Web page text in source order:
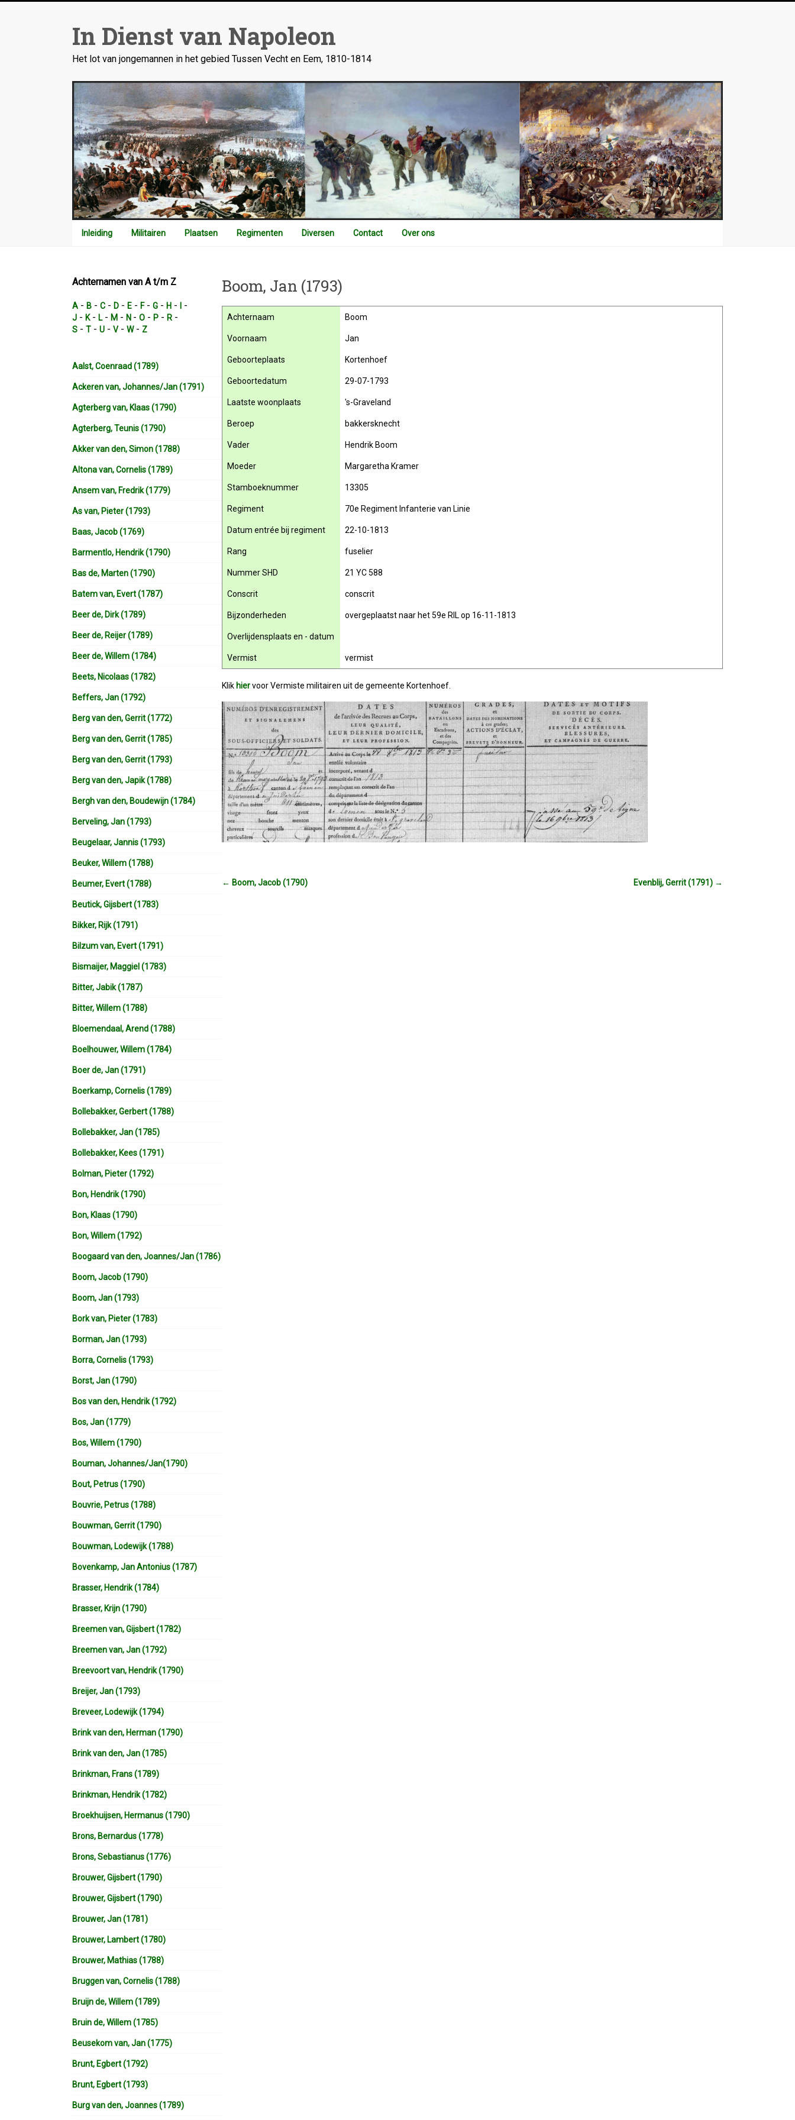
In Dienst van Napoleon
Het lot van jongemannen in het gebied Tussen Vecht en Eem, 1810-1814
Inleiding Militairen Plaatsen Regimenten Diversen Contact Over ons
Boom, Jan (1793)
Achternaam Boom
Voornaam Jan
Geboorteplaats Kortenhoef
Geboortedatum 29-07-1793
Laatste woonplaats 's-Graveland
Beroep bakkersknecht
Vader Hendrik Boom
Moeder Margaretha Kramer
Stamboeknummer 13305
Regiment 70e Regiment Infanterie van Linie
Datum entrée bij regiment 22-10-1813
Rang fuselier
Nummer SHD 21 YC 588
Conscrit conscrit
Bijzonderheden overgeplaatst naar het 59e RIL op 16-11-1813
Overlijdensplaats en - datum
Vermist vermist
Klik hiervoor Vermiste militairen uit de gemeente Kortenhoef.
← Boom, Jacob (1790) Evenblij, Gerrit (1791) →
Achternamen van A t/m Z
A - B - C - D - E - F- G - H - -
J - K- L- M - N - O - P - R -
S - T - U - V- W- Z
Aalst, Coenraad (1789)
Ackeren van, Johannes/Jan (1791)
Agterberg van, Klaas (1790)
Agterberg, Teunis (1790)
Akker van den, Simon (1788)
Altona van, Cornelis (1789)
Ansem van, Fredrik (1779)
As van, Pieter (1793)
Baas, Jacob (1769)
Barmentlo, Hendrik (1790)
Bas de, Marten (1790)
Batem van, Evert (1787)
Beer de, Dirk (1789)
Beer de, Reijer (1789)
Beer de, Willem (1784)
Beets, Nicolaas (1782)
Beffers, Jan (1792)
Berg van den, Gerrit (1772)
Berg van den, Gerrit (1785)
Berg van den, Gerrit (1793)
Berg van den, Japik (1788)
Bergh van den, Boudewijn (1784)
Berveling, Jan (1793)
Beugelaar, Jannis (1793)
Beuker, Willem (1788)
Beumer, Evert (1788)
Beutick, Gijsbert (1783)
Bikker, Rijk (1791)
Bilzum van, Evert (1791)
Bismaijer, Maggiel (1783)
Bitter, Jabik (1787)
Bitter, Willem (1788)
Bloemendaal, Arend (1788)
Boelhouwer, Willem (1784)
Boer de, Jan (1791)
Boerkamp, Cornelis (1789)
Bollebakker, Gerbert (1788)
Bollebakker, Jan (1785)
Bollebakker, Kees (1791)
Bolman, Pieter (1792)
Bon, Hendrik (1790)
Bon, Klaas (1790)
Bon, Willem (1792)
Boogaard van den, Joannes/Jan (1786)
Boom, Jacob (1790)
Boom, Jan (1793)
Bork van, Pieter (1783)
Borman, Jan (1793)
Borra, Cornelis (1793)
Borst, Jan (1790)
Bos van den, Hendrik (1792)
Bos, Jan (1779)
Bos, Willem (1790)
Bouman, Johannes/Jan(1790)
Bout, Petrus (1790)
Bouvrie, Petrus (1788)
Bouwman, Gerrit (1790)
Bouwman, Lodewijk (1788)
Bovenkamp, Jan Antonius (1787)
Brasser, Hendrik (1784)
Brasser, Krijn (1790)
Breemen van, Gijsbert (1782)
Breemen van, Jan (1792)
Breevoort van, Hendrik (1790)
Breijer, Jan (1793)
Breveer, Lodewijk (1794)
Brink van den, Herman (1790)
Brink van den, Jan (1785)
Brinkman, Frans (1789)
Brinkman, Hendrik (1782)
Broekhuijsen, Hermanus (1790)
Brons, Bernardus (1778)
Brons, Sebastianus (1776)
Brouwer, Gijsbert (1790)
Brouwer, Gijsbert (1790)
Brouwer, Jan (1781)
Brouwer, Lambert (1780)
Brouwer, Mathias (1788)
Bruggen van, Cornelis (1788)
Bruijn de, Willem (1789)
Bruin de, Willem (1785)
Beusekom van, Jan (1775)
Brunt, Egbert (1792)
Brunt, Egbert (1793)
Burg van den, Joannes (1789)